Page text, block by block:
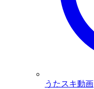
うたスキ動画